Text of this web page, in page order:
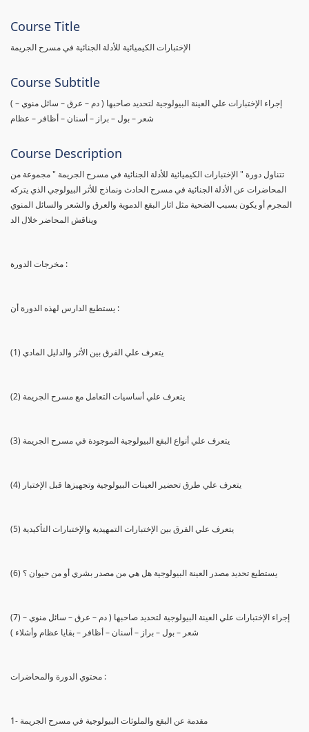
Course Title
الإختبارات الكيميائية للأدلة الجنائية في مسرح الجريمة
Course Subtitle
( إجراء الإختبارات علي العينة البيولوجية لتحديد صاحبها ( دم – عرق – سائل منوي –
شعر – بول – براز – أسنان – أظافر – عظام
Course Description
تتناول دورة " الإختبارات الكيميائية للأدلة الجنائية في مسرح الجريمة " مجموعة من
المحاضرات عن الأدلة الجنائية في مسرح الحادث ونماذج للأثر البيولوجي الذي يتركه
المجرم أو يكون بسبب الضحية مثل اثار البقع الدموية والعرق والشعر والسائل المنوي
ويناقش المحاضر خلال الد
مخرجات الدورة :
يستطيع الدارس لهذه الدورة أن :
(1) يتعرف علي الفرق بين الأثر والدليل المادي
(2) يتعرف علي أساسيات التعامل مع مسرح الجريمة
(3) يتعرف علي أنواع البقع البيولوجية الموجودة في مسرح الجريمة
(4) يتعرف علي طرق تحضير العينات البيولوجية وتجهيزها قبل الإختبار
(5) يتعرف علي الفرق بين الإختبارات التمهيدية والإختبارات التأكيدية
(6) يستطيع تحديد مصدر العينة البيولوجية هل هي من مصدر بشري أو من حيوان ؟
(7) إجراء الإختبارات علي العينة البيولوجية لتحديد صاحبها ( دم – عرق – سائل منوي –
شعر – بول – براز – أسنان – أظافر – بقايا عظام وأشلاء )
محتوي الدورة والمحاضرات :
1- مقدمة عن البقع والملوثات البيولوجية في مسرح الجريمة